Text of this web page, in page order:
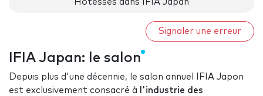
Hôtesses dans IFIA Japan
Signaler une erreur
IFIA Japan: le salon
Depuis plus d'une décennie, le salon annuel IFIA Japon
est exclusivement consacré à
l'industrie des